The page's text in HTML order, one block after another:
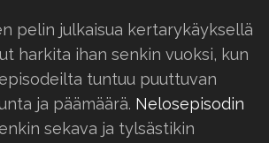
pelin julkaisua kertarykäyksellä
harkita ihan senkin vuoksi, kun
episodeilta tuntuu puuttuvan
ja päämäärä. Nelosepisodin
sekava ja tylsästikin